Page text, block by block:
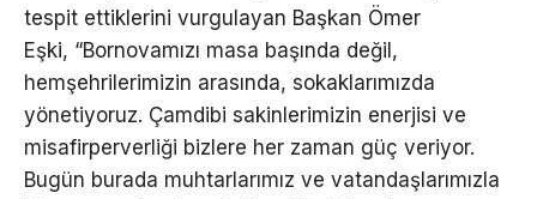
tespit ettiklerini vurgulayan Başkan Ömer
Eşki, “Bornovamızı masa başında değil,
hemşehrilerimizin arasında, sokaklarımızda
yönetiyoruz. Çamdibi sakinlerimizin enerjisi ve
misafirperverliği bizlere her zaman güç veriyor.
Bugün burada muhtarlarımız ve vatandaşlarımızla